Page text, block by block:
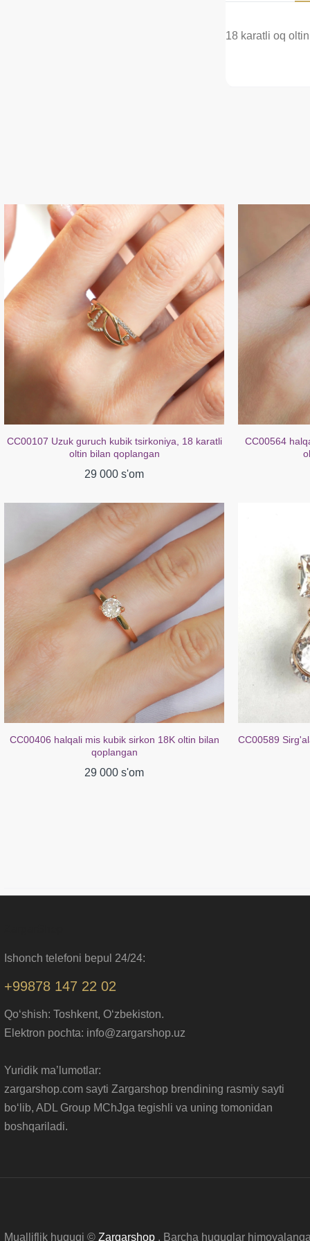
18 karatli oq
CC00564 halqali mis kubik zirkoniya 18k atirgul
oltin bilan qoplangan
29 000 s'om
CC00589 Sirg'alar mis kubik tsirkon 18K oltin bilan
qoplangan
29 000 s'om
CC00238
CC02272
Ishonch telefoni bepul 24/24:
+99878 147 22 02
Qo‘shish: Toshkent, O‘zbekiston.
Elektron pochta: info@zargarshop.uz
Yuridik ma’lumotlar:
zargarshop.com sayti Zargarshop brendining rasmiy sayti
bo‘lib, ADL Group MChJga tegishli va uning tomonidan
boshqariladi.
Mualliflik huquqi © Zargarshop . Barcha huquqlar